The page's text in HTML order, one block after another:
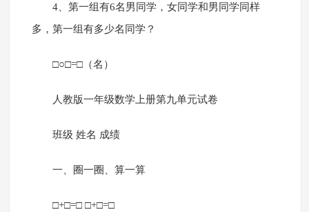
4、第一组有6名男同学，女同学和男同学同样
多，第一组有多少名同学？
□○□=□（名）
人教版一年级数学上册第九单元试卷
班级 姓名 成绩
一、圈一圈、算一算
□+□=□ □+□=□